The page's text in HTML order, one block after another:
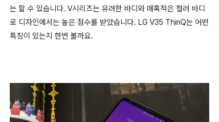
는 할 수 있습니다. V시리즈는 유려한 바디와 매혹적은 컬러 바디
로 디자인에서는 높은 점수를 받았습니다. LG V35 ThinQ는 어떤
특징이 있는지 한번 볼까요.